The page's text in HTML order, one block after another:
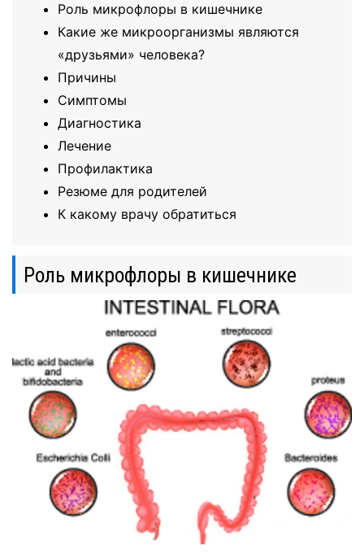
Роль микрофлоры в кишечнике
Какие же микроорганизмы являются
«друзьями» человека?
Причины
Симптомы
Диагностика
Лечение
Профилактика
Резюме для родителей
К какому врачу обратиться
Роль микрофлоры в кишечнике